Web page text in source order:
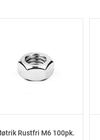
Rustfri M6 100pk.